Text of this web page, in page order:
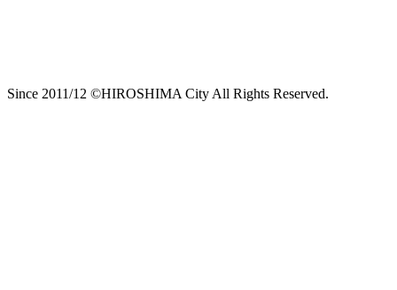
Since 2011/12 ©HIROSHIMA City All Rights Reserved.